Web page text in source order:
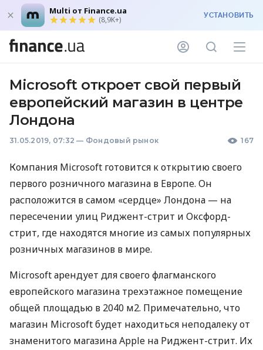
Multi от Finance.ua
(8,9K+) УСТАНОВИТЬ
Microsoft откроет свой первый
европейский магазин в центре
Лондона
31.05.2019, 07:32 — Фондовый рынок 167
Компания Microsoft готовится к открытию своего
первого розничного магазина в Европе. Он
расположится в самом «сердце» Лондона — на
пересечении улиц Риджент-стрит и Оксфорд-
стрит, где находятся многие из самых популярных
розничных магазинов в мире.
Microsoft арендует для своего флагманского
европейского магазина трехэтажное помещение
общей площадью в 2040 м2. Примечательно, что
магазин Microsoft будет находиться неподалеку от
знаменитого магазина Apple на Риджент-стрит. Их